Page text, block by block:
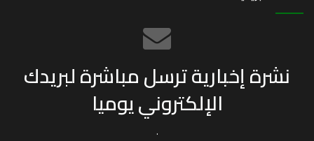
نشرة إخبارية ترسل مباشرة لبريدك
الإلكتروني يوميا
.